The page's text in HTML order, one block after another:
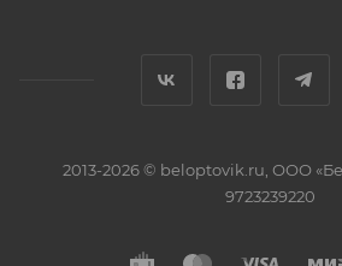
2013-2026 © beloptovik.ru, ООО
9723239220